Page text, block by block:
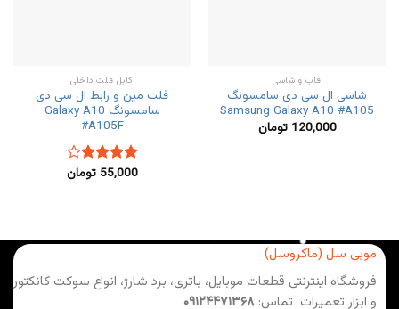
قاب و شاسی
شاسی ال سی دی سامسونگ
Samsung Galaxy A10 #A105
120,000 تومان
کابل فلت داخلی
فلت مین و رابط ال سی دی
سامسونگ Galaxy A10
#A105F
نمره
55,000 تومان
موبی سل (ماکروسل)
فروشگاه اینترنتی قطعات موبایل، باتری، برد شارژ، انواع سوکت کانکتور
و ابزار تعمیرات تماس: ۰۹۱۲۴۴۷۱۳۶۸